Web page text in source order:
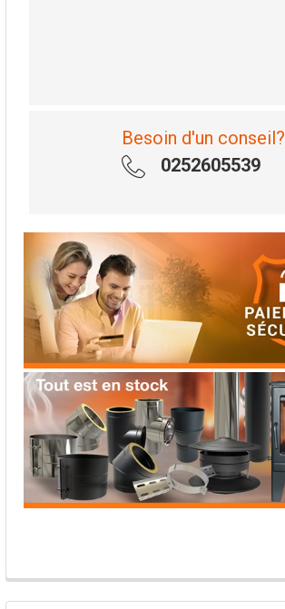
Besoin d'un conseil?
0252605539
PRODUITS